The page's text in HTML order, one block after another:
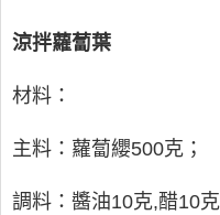
涼拌蘿蔔葉
材料：
主料：蘿蔔纓500克；
調料：醬油10克,醋10